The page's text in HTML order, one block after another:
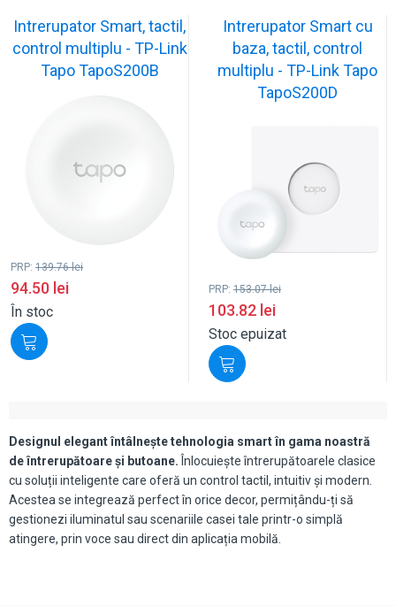
Intrerupator Smart, tactil,
control multiplu - TP-Link
Tapo TapoS200B
PRP: 139.76lei
94.50 lei
În stoc
Intrerupator Smart cu
baza, tactil, control
multiplu - TP-Link Tapo
TapoS200D
PRP: 153.07lei
103.82 lei
Stoc epuizat
Designul elegant întâlnește tehnologia smart în gama noastră
de întrerupătoare și butoane. Înlocuiește întrerupătoarele clasice
cu soluții inteligente care oferă un control tactil, intuitiv și modern.
Acestea se integrează perfect în orice decor, permițându-ți să
gestionezi iluminatul sau scenariile casei tale printr-o simplă
atingere, prin voce sau direct din aplicația mobilă.